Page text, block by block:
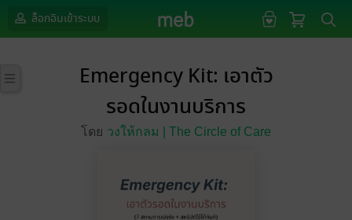
ล็อกอินเข้าระบบ
Emergency Kit: เอาตัว
รอดในงานบริการ
โดย วงให้กลม | The Circle of Care